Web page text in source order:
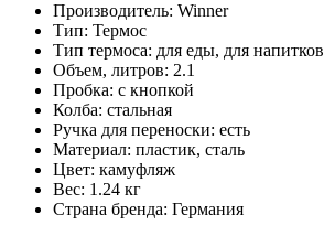
Производитель: Winner
Тип: Термос
Тип термоса: для еды, для напитков
Объем, литров: 2.1
Пробка: с кнопкой
Колба: стальная
Ручка для переноски: есть
Материал: пластик, сталь
Цвет: камуфляж
Вес: 1.24 кг
Страна бренда: Германия